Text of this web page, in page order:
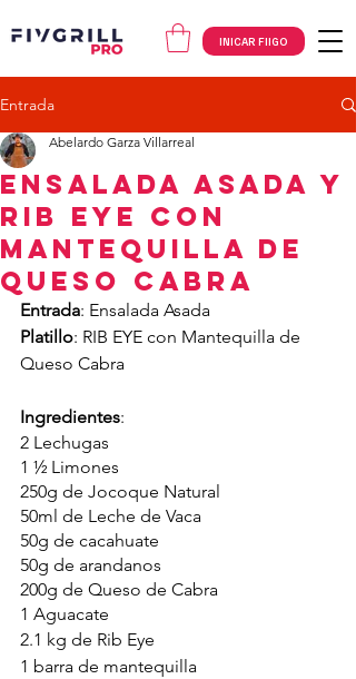
INICAR FIIGO
Entrada
Ensalada Asada y
RIB EYE CON
MANTEQUILLA DE
QUESO CABRA
Abelardo Garza Villarreal
Entrada: Ensalada Asada
Platillo: RIB EYE con Mantequilla de
Queso Cabra
Ingredientes:
2 Lechugas
1 ½ Limones
250g de Jocoque Natural
50ml de Leche de Vaca
50g de cacahuate
50g de arandanos
200g de Queso de Cabra
1 Aguacate
2.1 kg de Rib Eye
1 barra de mantequilla